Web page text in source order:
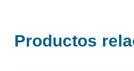
Productos